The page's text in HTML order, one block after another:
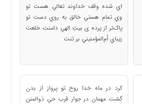
اي شده وقف خداوند تعالي هست تو
وي تمام هستي خالق به روي دست تو
پاک‌تر از پرده ی بيتِ الهي دامنت خلعت
زيباي اُم‌المؤمنيني بر تنت
کرد در ماه خدا روح تو پرواز از بدن
گشت مهمان در جوار قرب حي ذوالمنن